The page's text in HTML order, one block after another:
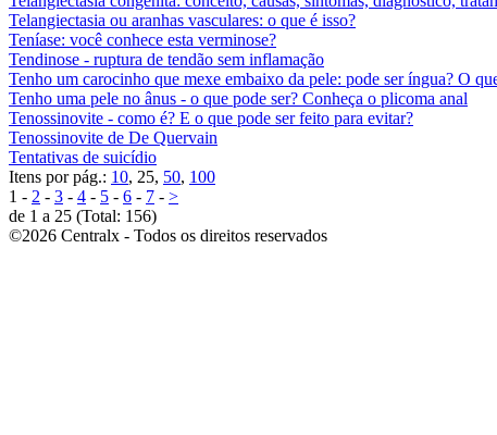
Telangiectasia ou aranhas vasculares: o que é isso?
Teníase: você conhece esta verminose?
Tendinose - ruptura de tendão sem inflamação
Tenho um carocinho que mexe embaixo da pele: pode ser íngua? O
Tenho uma pele no ânus - o que pode ser? Conheça o plicoma anal
Tenossinovite - como é? E o que pode ser feito para evitar?
Tenossinovite de De Quervain
Tentativas de suicídio
Itens por pág.: 10, 25, 50, 100
1 - 2 - 3 - 4 - 5 - 6 - 7 - >
de 1 a 25 (Total: 156)
©2026 Centralx - Todos os direitos reservados